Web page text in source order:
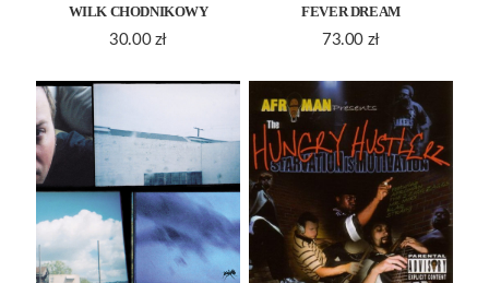
WILK CHODNIKOWY
30.00 zł
FEVER DREAM
73.00 zł